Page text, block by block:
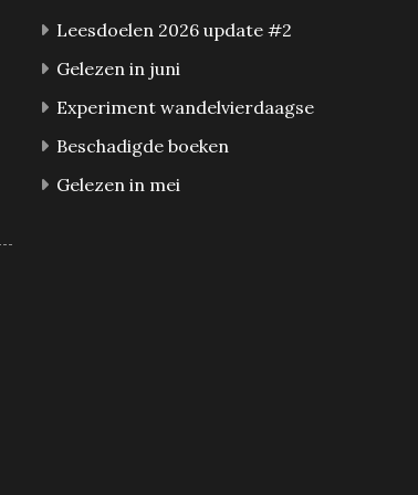
Leesdoelen 2026 update #2
Gelezen in juni
Experiment wandelvierdaagse
Beschadigde boeken
Gelezen in mei